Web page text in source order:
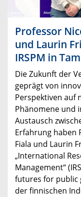
Professor
und Laurin
IRSPM in
Die Zukunft der
geprägt von
Perspektiven auf
Phänomene und
Austausch
Erfahrung haben
Fiala und Laurin
„International
Management“
futures for public
der finnischen